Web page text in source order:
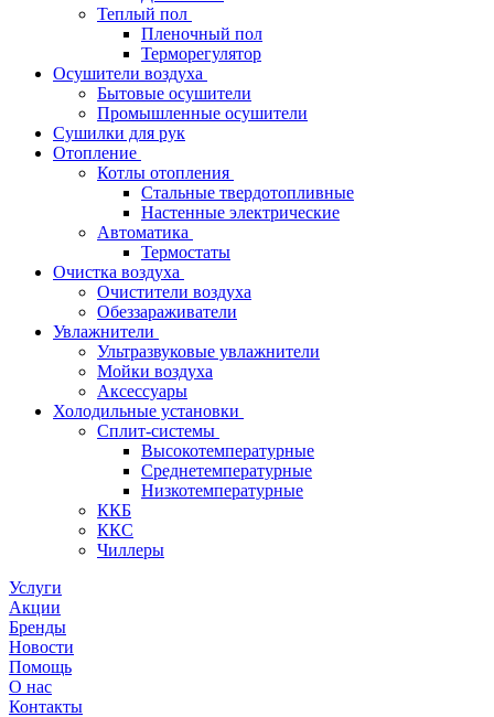
Теплый пол
Пленочный пол
Терморегулятор
Осушители воздуха
Бытовые осушители
Промышленные осушители
Сушилки для рук
Отопление
Котлы отопления
Стальные твердотопливные
Настенные электрические
Автоматика
Термостаты
Очистка воздуха
Очистители воздуха
Обеззараживатели
Увлажнители
Ультразвуковые увлажнители
Мойки воздуха
Аксессуары
Холодильные установки
Сплит-системы
Высокотемпературные
Среднетемпературные
Низкотемпературные
ККБ
ККС
Чиллеры
Услуги
Акции
Бренды
Новости
Помощь
О нас
Контакты